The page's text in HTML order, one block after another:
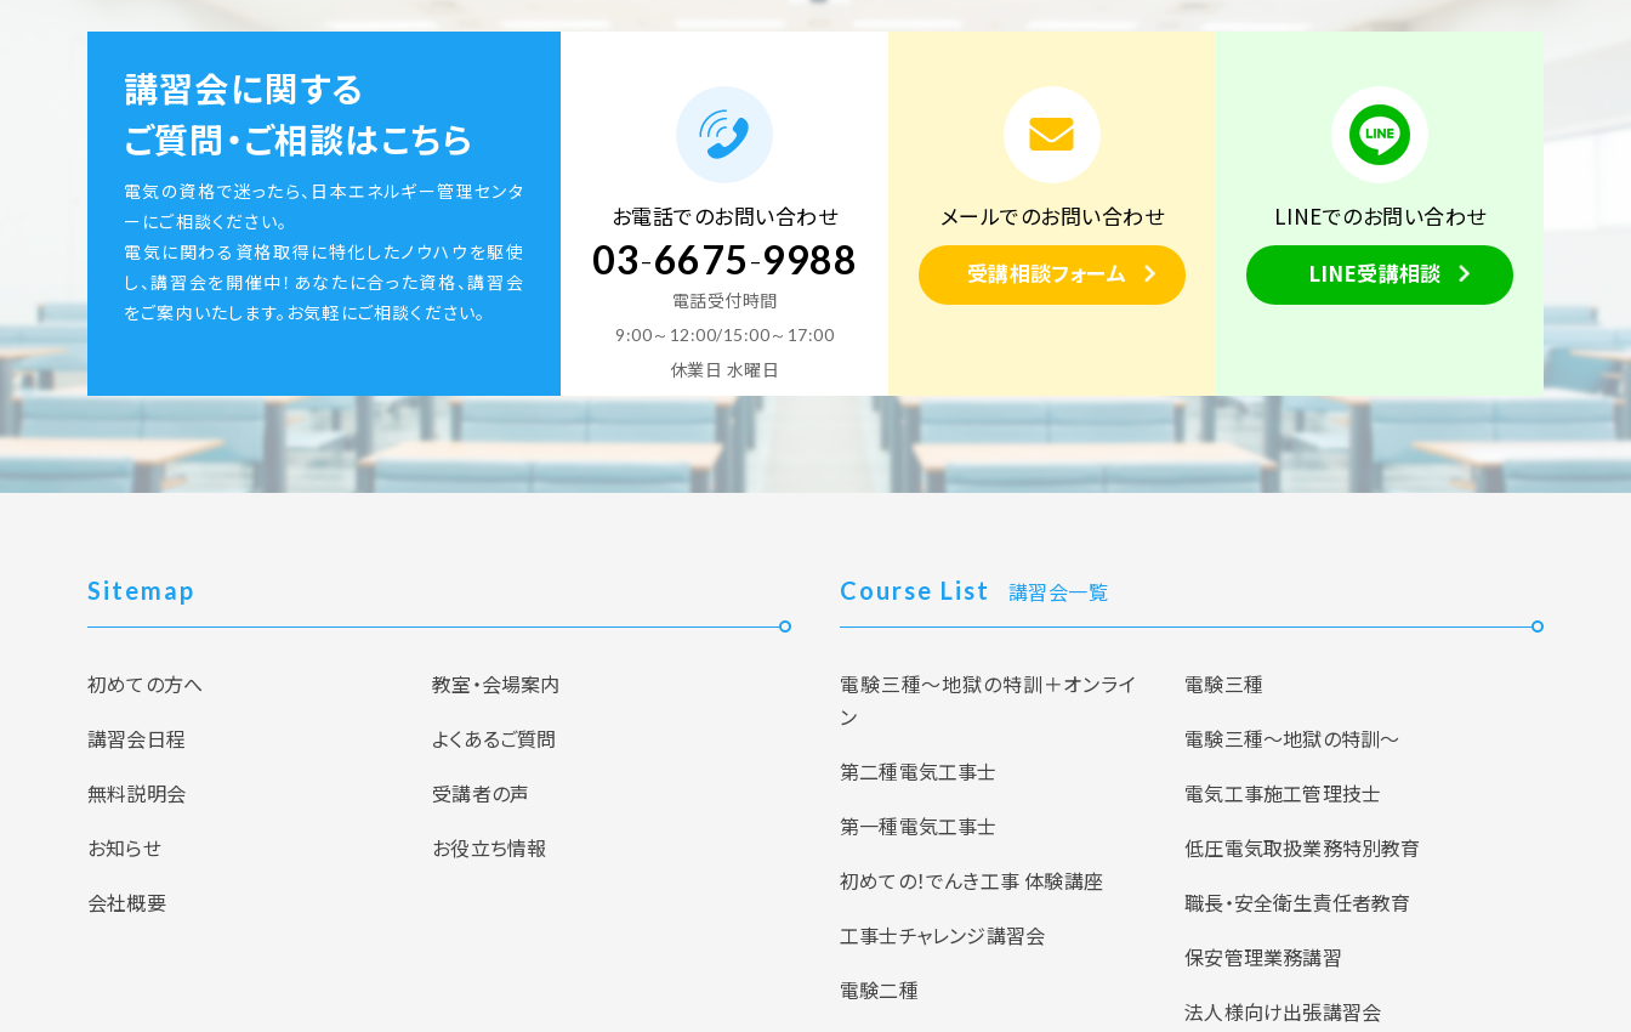
講習会に関する
ご質問・ご相談はこちら
電気の資格で迷ったら、日本エネルギー管理センタ
ーにご相談ください。
電気に関わる資格取得に特化したノウハウを駆使
し、講習会を開催中！あなたに合った資格、講習会
をご案内いたします。お気軽にご相談ください。
お電話でのお問い合わせ
03-6675-9988
電話受付時間
9:00～12:00/15:00～17:00
休業日 水曜日
メールでのお問い合わせ
受講相談フォーム
LINEでのお問い合わせ
LINE受講相談
Sitemap
初めての方へ
教室・会場案内
講習会日程
よくあるご質問
無料説明会
受講者の声
お知らせ
お役立ち情報
会社概要
Course List 講習会一覧
電験三種～地獄の特訓＋オンライ
ン
第二種電気工事士
第一種電気工事士
初めての！でんき工事 体験講座
工事士チャレンジ講習会
電験二種
電験三種
電験三種〜地獄の特訓〜
電気工事施工管理技士
低圧電気取扱業務特別教育
職長・安全衛生責任者教育
保安管理業務講習
法人様向け出張講習会